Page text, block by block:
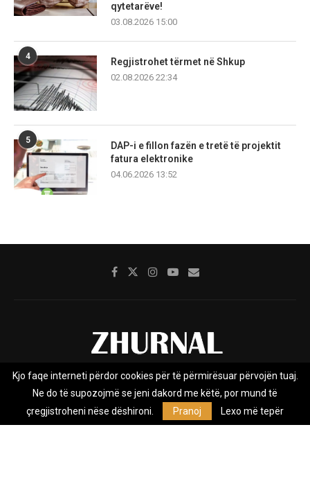
qytetarëve!
03.08.2026 15:00
4
Regjistrohet tërmet në Shkup
02.08.2026 22:34
5
DAP-i e fillon fazën e tretë të projektit
fatura elektronike
04.06.2026 13:52
Rreth nesh Impresumi Marketing
Privacy Policy
Zhurnal.mk është Agjenci e Lajmeve e pavarur, e themeluar në vitin
Kjo faqe interneti përdor cookies për të përmirësuar përvojën tuaj.
Ne do të supozojmë se jeni dakord me këtë, por mund të
çregjistroheni nëse dëshironi.
Pranoj Lexo më tepër